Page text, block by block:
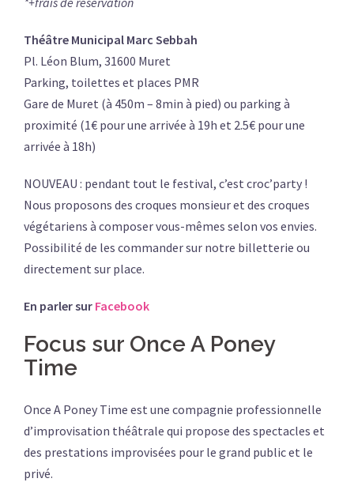
Théâtre Municipal Marc Sebbah
Pl. Léon Blum, 31600 Muret
Parking, toilettes et places PMR
Gare de Muret (à 450m – 8min à pied) ou parking à
proximité (1€ pour une arrivée à 19h et 2.5€ pour une
arrivée à 18h)
NOUVEAU : pendant tout le festival, c’est croc’party !
Nous proposons des croques monsieur et des croques
végétariens à composer vous-mêmes selon vos envies.
Possibilité de les commander sur notre billetterie ou
directement sur place.
En parler sur Facebook
Focus sur Once A Poney
Time
Once A Poney Time est une compagnie professionnelle
d’improvisation théâtrale qui propose des spectacles et
des prestations improvisées pour le grand public et le
privé.